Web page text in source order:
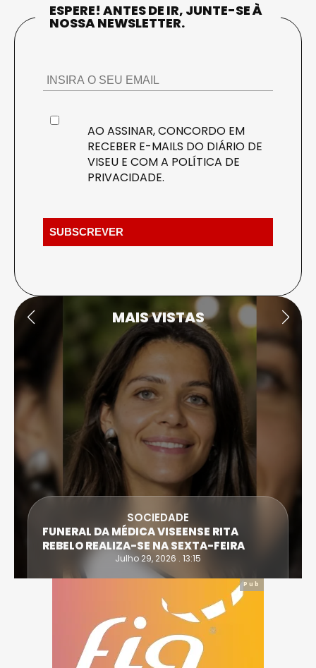
ESPERE! ANTES DE IR, JUNTE-SE À
NOSSA NEWSLETTER.
AO ASSINAR, CONCORDO EM
RECEBER E-MAILS DO DIÁRIO DE
VISEU E COM A POLÍTICA DE
PRIVACIDADE.
MAIS VISTAS
SOCIEDADE
FUNERAL DA MÉDICA VISEENSE RITA
REBELO REALIZA-SE NA SEXTA-FEIRA
Julho 29, 2026 . 13:15
Pub